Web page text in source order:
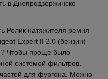
в Днепродзержинске
Ролик натяжителя ремня
Expert II 2.0 (бензин)
Чтобы проще было
системой фильтров.
для фургона. Можно